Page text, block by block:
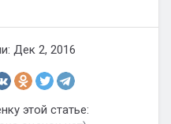
Дек 2, 2016
этой статье: